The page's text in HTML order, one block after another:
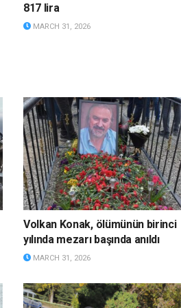
817 lira
MARCH 31, 2026
Volkan Konak, ölümünün birinci
yılında mezarı başında anıldı
MARCH 31, 2026